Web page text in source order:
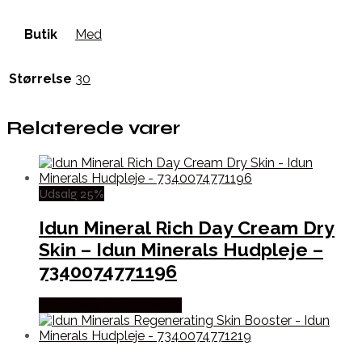
Butik Med
Størrelse 30
Relaterede varer
Udsalg 25%
Idun Mineral Rich Day Cream Dry
Skin – Idun Minerals Hudpleje –
7340074771196